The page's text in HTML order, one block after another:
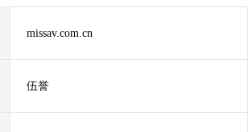
missav.com.cn
伍誉